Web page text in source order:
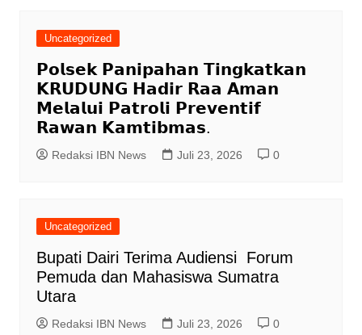
Uncategorized
𝗣𝗼𝗹𝘀𝗲𝗸 𝗣𝗮𝗻𝗶𝗽𝗮𝗵𝗮𝗻 𝗧𝗶𝗻𝗴𝗸𝗮𝘁𝗸𝗮𝗻
𝗞𝗥𝗨𝗗𝗨𝗡𝗚 𝗛𝗮𝗱𝗶𝗿 𝗥𝗮𝗮 𝗔𝗺𝗮𝗻
𝗠𝗲𝗹𝗮𝗹𝘂𝗶 𝗣𝗮𝘁𝗿𝗼𝗹𝗶 𝗣𝗿𝗲𝘃𝗲𝗻𝘁𝗶𝗳
𝗥𝗮𝘄𝗮𝗻 𝗞𝗮𝗺𝘁𝗶𝗯𝗺𝗮𝘀.
Redaksi IBN News Juli 23, 2026 0
Uncategorized
Bupati Dairi Terima Audiensi Forum
Pemuda dan Mahasiswa Sumatra
Utara
Redaksi IBN News Juli 23, 2026 0